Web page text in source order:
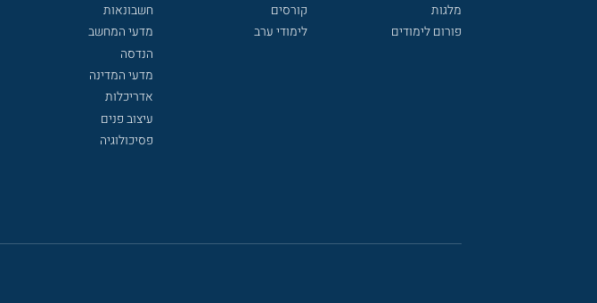
מלגות
פורום לימודים
קורסים
לימודי ערב
חשבונאות
מדעי המחשב
הנדסה
מדעי המדינה
אדריכלות
עיצוב פנים
פסיכולוגיה